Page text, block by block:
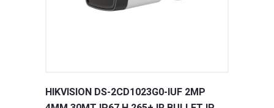
HIKVISION DS-2CD1023G0-IUF 2MP